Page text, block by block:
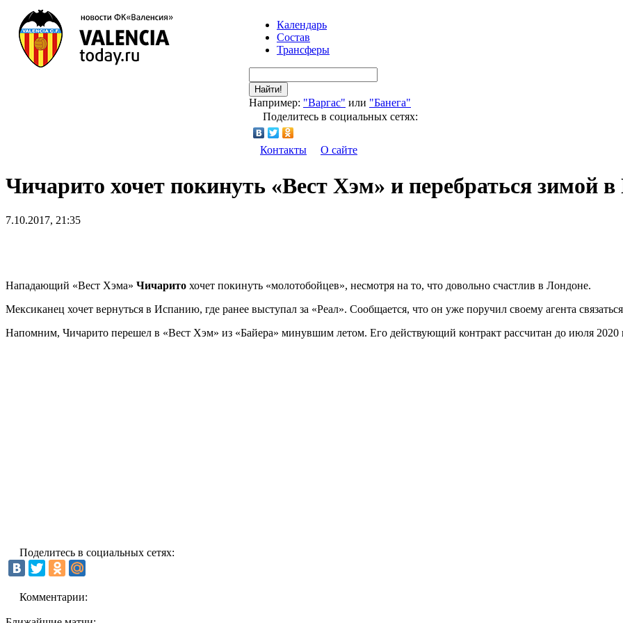
Календарь
Состав
Трансферы
Найти!
Например: "Варгас" или "Банега"
Поделитесь в социальных сетях:
Контакты О сайте
Чичарито хочет покинуть «Вест Хэм» и перебраться зимой
7.10.2017, 21:35
Нападающий «Вест Хэма» Чичарито хочет покинуть «молотобойцев», несмотря на то, что довольно счастлив в Лондоне.
Мексиканец хочет вернуться в Испанию, где ранее выступал за «Реал». Сообщается, что он уже поручил своему агента
Напомним, Чичарито перешел в «Вест Хэм» из «Байера» минувшим летом. Его действующий контракт рассчитан до июля 2020
Поделитесь в социальных сетях:
Комментарии: